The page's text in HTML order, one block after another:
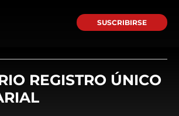
SUSCRIBIRSE
REGISTRO ÚNICO